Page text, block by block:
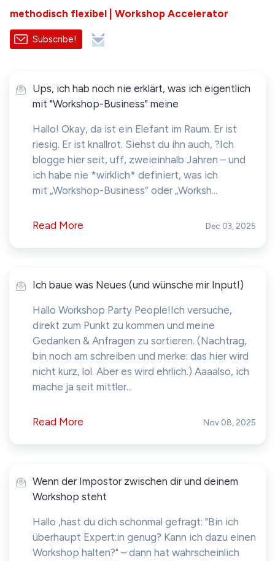
methodisch flexibel | Workshop Accelerator
Subscribe!
Ups, ich hab noch nie erklärt, was ich eigentlich
mit "Workshop-Business" meine
Hallo! Okay, da ist ein Elefant im Raum. Er ist
riesig. Er ist knallrot. Siehst du ihn auch, ?Ich
blogge hier seit, uff, zweieinhalb Jahren – und
ich habe nie *wirklich* definiert, was ich
mit „Workshop-Business“ oder „Worksh...
Read More Dec 03, 2025
Ich baue was Neues (und wünsche mir Input!)
Hallo Workshop Party People!Ich versuche,
direkt zum Punkt zu kommen und meine
Gedanken & Anfragen zu sortieren. (Nachtrag,
bin noch am schreiben und merke: das hier wird
nicht kurz, lol. Aber es wird ehrlich.) Aaaalso, ich
mache ja seit mittler...
Read More Nov 08, 2025
Wenn der Impostor zwischen dir und deinem
Workshop steht
Hallo ,hast du dich schonmal gefragt: "Bin ich
überhaupt Expert:in genug? Kann ich dazu einen
Workshop halten?" – dann hat wahrscheinlich